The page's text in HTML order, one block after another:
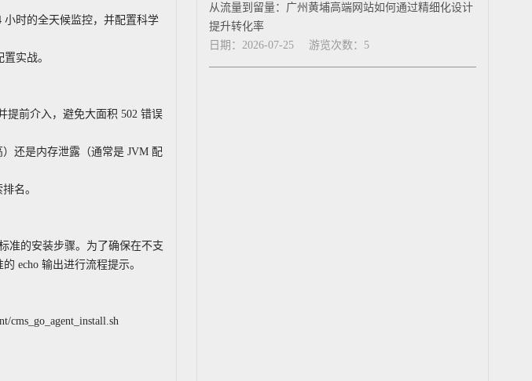
时的全天候监控，并配置科学
实战。
提前介入，避免大面积 502 错误
还是内存泄露（通常是 JVM 配
名。
准的安装步骤。为了确保在不支
echo 输出进行流程提示。
cms_go_agent_install.sh
从流量到留量：广州黄埔高端网站如何通过精细化设计
提升转化率
日期：2026-07-25
游览次数：5